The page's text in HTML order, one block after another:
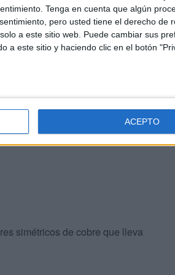
Tenga en cuenta que algún
pero usted tiene el derecho de
a este sitio web. Puede cambiar sus
a este sitio y haciendo clic en el botón
ACEPTO
del verano", un proceso
un ahorro de 64,41 gigavatios
operadora en un comunicado.
una velocidad superiora
simétricos de cobre que lleva